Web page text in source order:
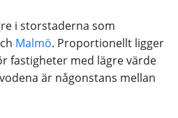
i storstaderna som
Malmö. Proportionellt ligger
fastigheter med lägre värde
är någonstans mellan